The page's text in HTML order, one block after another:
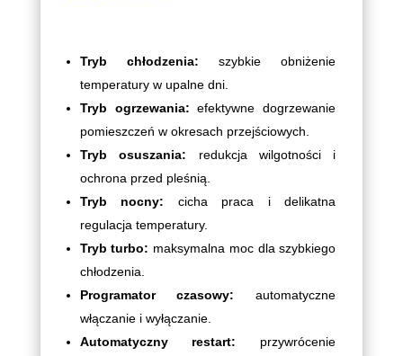
Tryb chłodzenia: szybkie obniżenie
temperatury w upalne dni.
Tryb ogrzewania: efektywne dogrzewanie
pomieszczeń w okresach przejściowych.
Tryb osuszania: redukcja wilgotności i
ochrona przed pleśnią.
Tryb nocny: cicha praca i delikatna
regulacja temperatury.
Tryb turbo: maksymalna moc dla szybkiego
chłodzenia.
Programator czasowy: automatyczne
włączanie i wyłączanie.
Automatyczny restart: przywrócenie